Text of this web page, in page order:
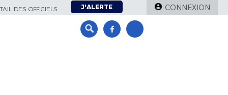
DES OFFICIELS J'ALERTE CONNEXION